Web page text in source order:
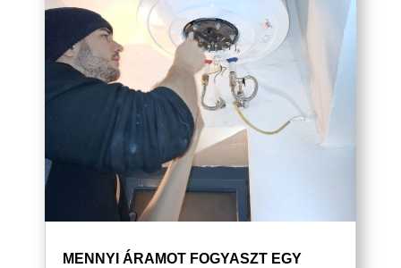
MENNYI ÁRAMOT FOGYASZT EGY